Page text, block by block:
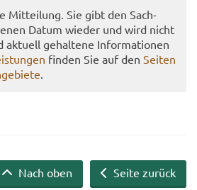
Mit­tei­lung. Sie gibt den Sach­
Datum wie­der und wird nicht
ak­tu­ell ge­hal­te­ne In­for­ma­tio­nen
fin­den Sie auf den Sei­ten
Seite zurück
Nach oben